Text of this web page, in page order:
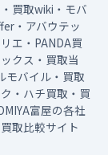
買取wiki・モバ
・アバウテッ
エ・PANDA買
クス・買取当
モバイル・買取
・ハチ買取・買
富屋の各社
取比較サイト